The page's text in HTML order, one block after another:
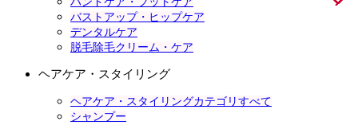
バストアップ・ヒップケア
デンタルケア
脱毛除毛クリーム・ケア
ヘアケア・スタイリング
ヘアケア・スタイリングカテゴリすべて
シャンプー